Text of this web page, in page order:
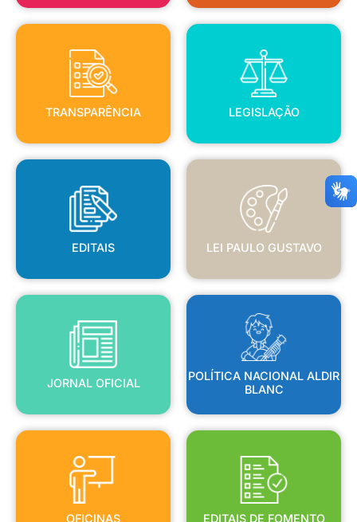
TRANSPARÊNCIA
TRANSPARÊNCIA
LEGISLAÇÃO
LEGISLAÇÃO
EDITAIS
EDITAIS
LEI PAULO GUSTAVO
LEI PAULO GUSTAVO
JORNAL OFICIAL
JORNAL OFICIAL
POLÍTICA NACIONAL ALDIR
BLANC
POLÍTICA NACIONAL ALDIR
BLANC
OFICINAS
OFICINAS
EDITAIS DE FOMENTO
EDITAIS DE FOMENTO